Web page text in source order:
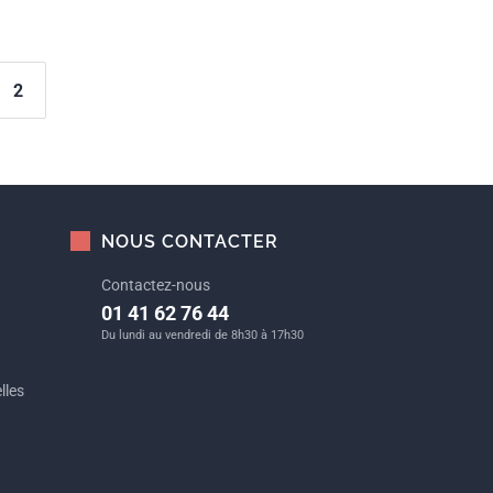
2
NOUS CONTACTER
Contactez-nous
01 41 62 76 44
Du lundi au vendredi de 8h30 à 17h30